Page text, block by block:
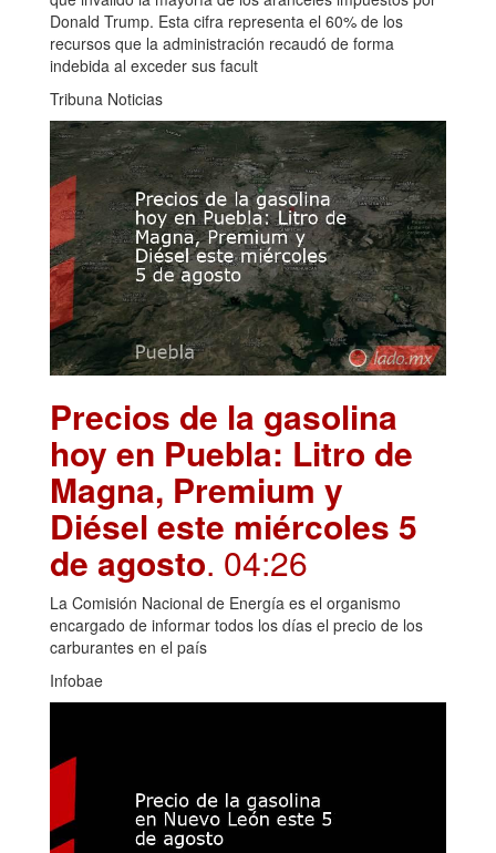
Donald Trump. Esta cifra representa el 60% de los
recursos que la administración recaudó de forma
indebida al exceder sus facult
Tribuna Noticias
Precios de la gasolina
hoy en Puebla: Litro de
Magna, Premium y
Diésel este miércoles 5
de agosto. 04:26
La Comisión Nacional de Energía es el organismo
encargado de informar todos los días el precio de los
carburantes en el país
Infobae